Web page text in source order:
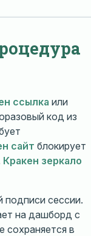
ссылка или
код из
сайт блокирует
Кракен зеркало
подписи сессии.
на дашборд с
сохраняется в